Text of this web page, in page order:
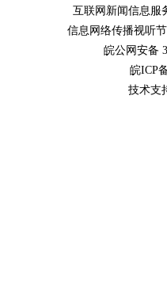
互联网新闻信息服
信息网络传播视听
皖公网安备
皖ICP
技术支